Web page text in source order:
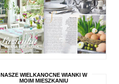
NASZE WIELKANOCNE WIANKI W
MOIM MIESZKANIU